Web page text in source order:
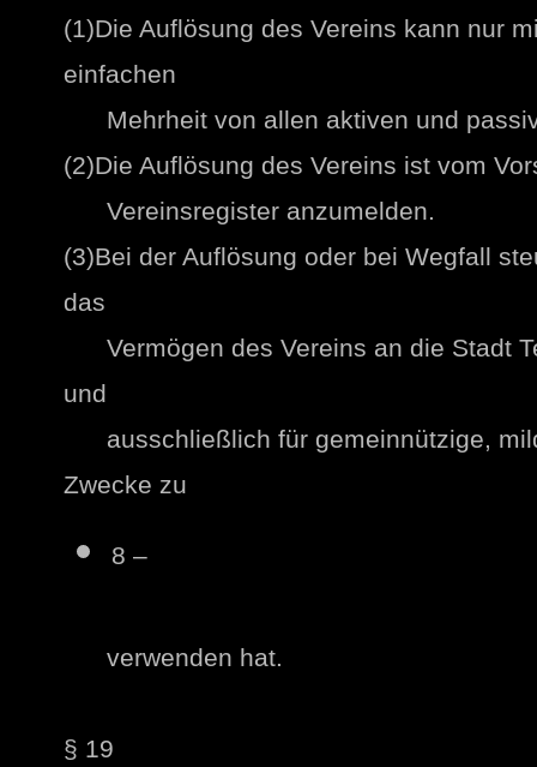
(1)Die Auflösung des Vereins kann nur
einfachen
Mehrheit von allen aktiven und
(2)Die Auflösung des Vereins ist vom
Vereinsregister anzumelden.
(3)Bei der Auflösung oder bei Wegfall
das
Vermögen des Vereins an die Stadt
und
ausschließlich für gemeinnützige,
Zwecke zu
8 –
verwenden hat.
§ 19